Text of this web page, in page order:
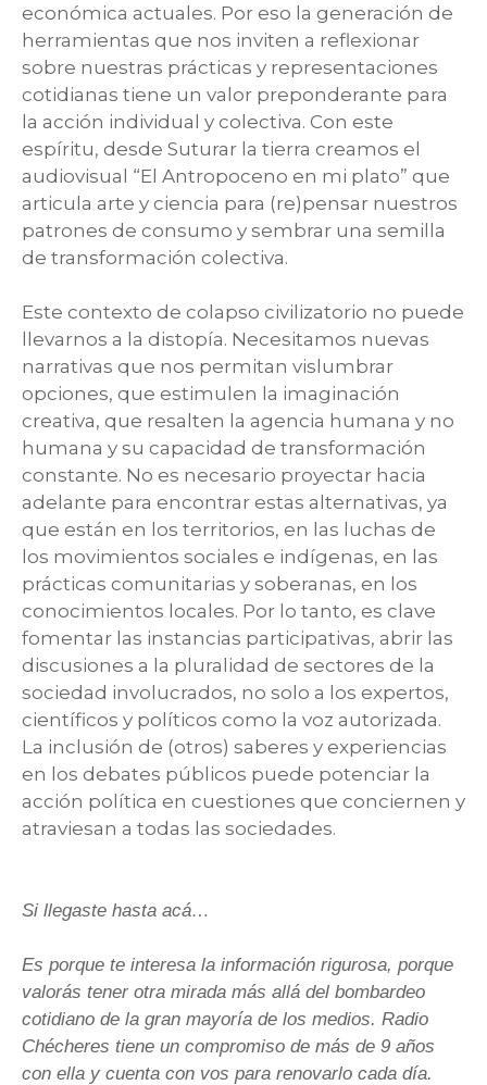
económica actuales. Por eso la generación de
herramientas que nos inviten a reflexionar
sobre nuestras prácticas y representaciones
cotidianas tiene un valor preponderante para
la acción individual y colectiva. Con este
espíritu, desde Suturar la tierra creamos el
audiovisual “El Antropoceno en mi plato” que
articula arte y ciencia para (re)pensar nuestros
patrones de consumo y sembrar una semilla
de transformación colectiva.
Este contexto de colapso civilizatorio no puede
llevarnos a la distopía. Necesitamos nuevas
narrativas que nos permitan vislumbrar
opciones, que estimulen la imaginación
creativa, que resalten la agencia humana y no
humana y su capacidad de transformación
constante. No es necesario proyectar hacia
adelante para encontrar estas alternativas, ya
que están en los territorios, en las luchas de
los movimientos sociales e indígenas, en las
prácticas comunitarias y soberanas, en los
conocimientos locales. Por lo tanto, es clave
fomentar las instancias participativas, abrir las
discusiones a la pluralidad de sectores de la
sociedad involucrados, no solo a los expertos,
científicos y políticos como la voz autorizada.
La inclusión de (otros) saberes y experiencias
en los debates públicos puede potenciar la
acción política en cuestiones que conciernen y
atraviesan a todas las sociedades.
Si llegaste hasta acá…
Es porque te interesa la información rigurosa, porque
valorás tener otra mirada más allá del bombardeo
cotidiano de la gran mayoría de los medios. Radio
Chécheres tiene un compromiso de más de 9 años
con ella y cuenta con vos para renovarlo cada día.